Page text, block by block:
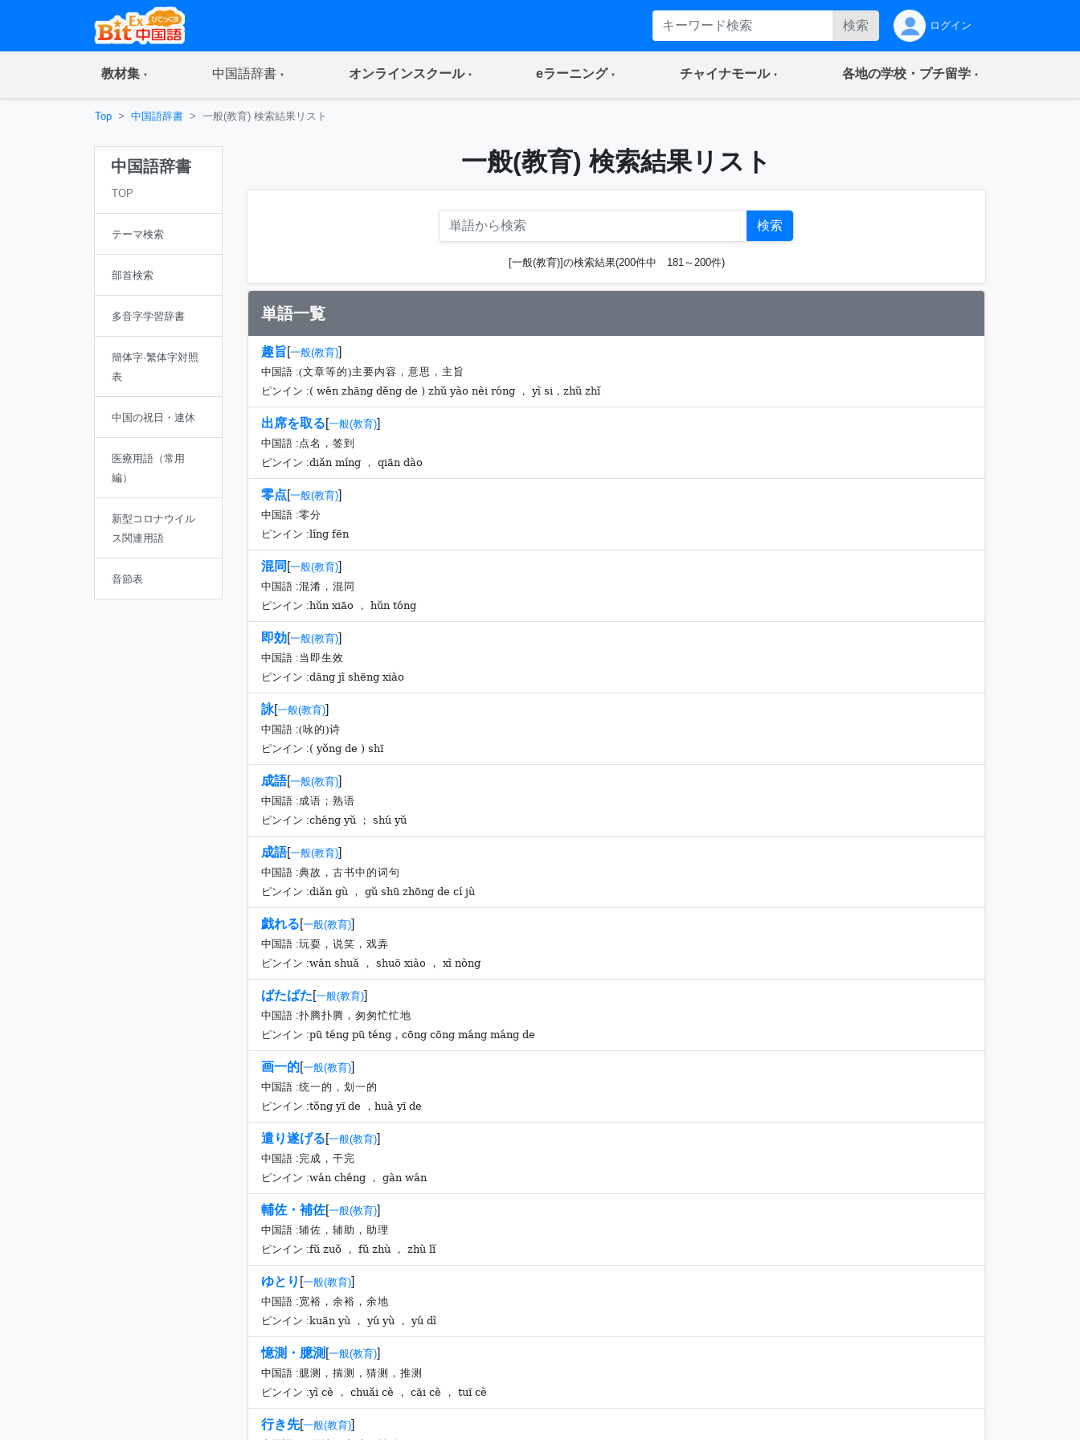
検索 ログイン
教材集(current) 中国語辞書(current) オンラインスクール(current) eラーニング(current) チャイナモール(current) 各地の学校・プチ留学(current)
Top 中国語辞書 一般(教育) 検索結果リスト
中国語辞書
TOP
テーマ検索
部首検索
多音字学習辞書
簡体字·繁体字対照
表
中国の祝日・連休
医療用語（常用
編）
新型コロナウイル
ス関連用語
音節表
一般(教育) 検索結果リスト
検索
[一般(教育)]の検索結果(200件中 181～200件)
単語一覧
趣旨[一般(教育)]
中国語 :(文章等的)主要内容，意思，主旨
ピンイン :( wén zhāng děng de ) zhǔ yào nèi róng ， yì si，zhǔ zhǐ
出席を取る[一般(教育)]
中国語 :点名，签到
ピンイン :diǎn míng ， qiān dào
零点[一般(教育)]
中国語 :零分
ピンイン :líng fēn
混同 [一般(教育)]
中国語 :混淆，混同
ピンイン :hǔn xiāo ， hǔn tóng
即効[一般(教育)]
中国語 :当即生效
ピンイン :dāng jì shēng xiào
詠[一般(教育)]
中国語 :(咏的)诗
ピンイン :( yǒng de ) shī
成語[一般(教育)]
中国語 :成语；熟语
ピンイン :chéng yǔ ； shú yǔ
成語[一般(教育)]
中国語 :典故，古书中的词句
ピンイン :diǎn gù ， gǔ shū zhōng de cí jù
戯れる[一般(教育)]
中国語 :玩耍，说笑，戏弄
ピンイン :wán shuǎ ， shuō xiào ， xì nòng
ばたばた[一般(教育)]
中国語 :扑腾扑腾，匆匆忙忙地
ピンイン :pū téng pū téng，cōng cōng máng máng de
画一的[一般(教育)]
中国語 :统一的，划一的
ピンイン :tǒng yī de ，huà yī de
遣り遂げる[一般(教育)]
中国語 :完成，干完
ピンイン :wán chéng ， gàn wán
輔佐・補佐[一般(教育)]
中国語 :辅佐，辅助，助理
ピンイン :fǔ zuǒ ， fǔ zhù ， zhù lǐ
ゆとり [一般(教育)]
中国語 :宽裕，余裕，余地
ピンイン :kuān yù ， yú yù ， yú dì
憶測・臆測 [一般(教育)]
中国語 :臆测，揣测，猜测，推测
ピンイン :yì cè ， chuǎi cè ， cāi cè ， tuī cè
行き先[一般(教育)]